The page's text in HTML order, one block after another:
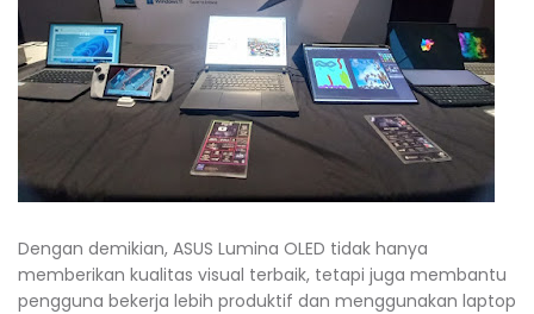
Dengan demikian, ASUS Lumina OLED tidak hanya
memberikan kualitas visual terbaik, tetapi juga membantu
pengguna bekerja lebih produktif dan menggunakan laptop